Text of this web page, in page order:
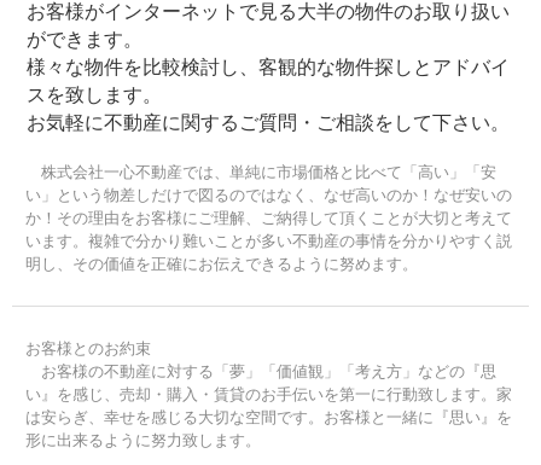
お客様がインターネットで見る大半の物件のお取り扱い
ができます。
様々な物件を比較検討し、客観的な物件探しとアドバイ
スを致します。
お気軽に不動産に関するご質問・ご相談をして下さい。
株式会社一心不動産では、単純に市場価格と比べて「高い」「安
い」という物差しだけで図るのではなく、なぜ高いのか！なぜ安いの
か！その理由をお客様にご理解、ご納得して頂くことが大切と考えて
います。複雑で分かり難いことが多い不動産の事情を分かりやすく説
明し、その価値を正確にお伝えできるように努めます。
お客様とのお約束
お客様の不動産に対する「夢」「価値観」「考え方」などの『思
い』を感じ、売却・購入・賃貸のお手伝いを第一に行動致します。家
は安らぎ、幸せを感じる大切な空間です。お客様と一緒に『思い』を
形に出来るように努力致します。